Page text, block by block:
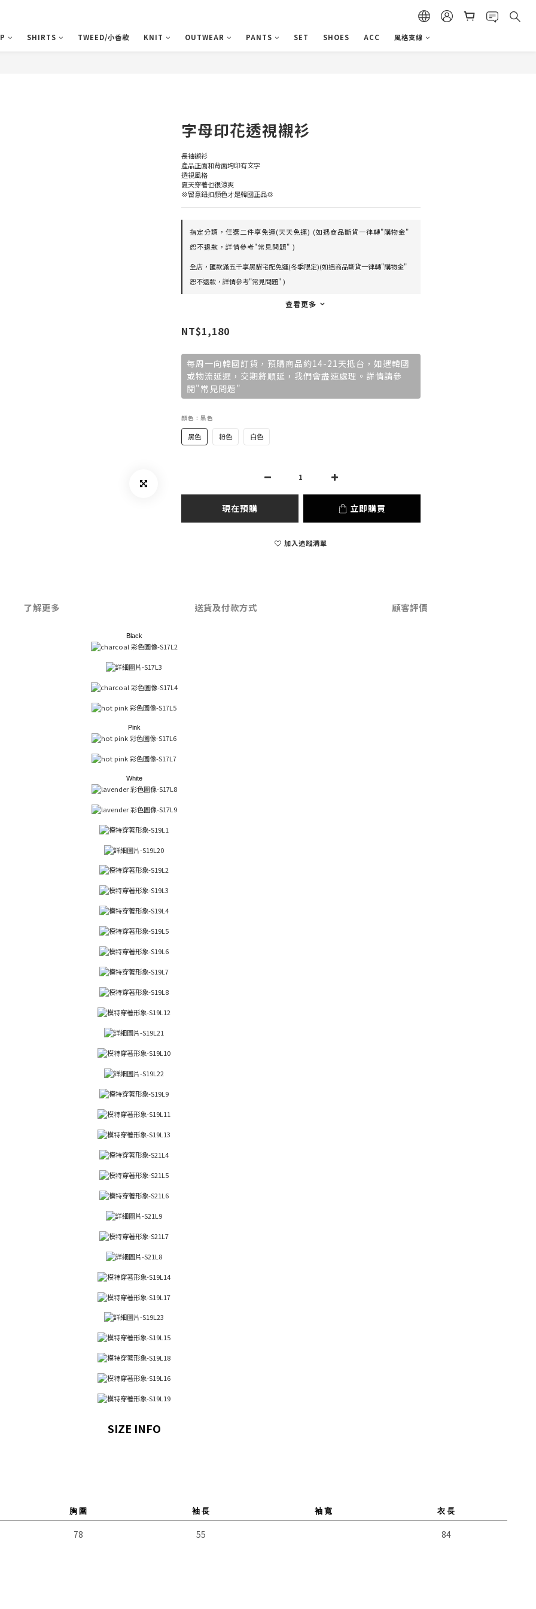
SHIRTS TWEED/小香款 KNIT OUTWEAR PANTS SET SHOES ACC 風格支線
字母印花透視襯衫
長袖襯衫
產品正面和背面均印有文字
透視風格
夏天穿著也很涼爽
💢留意鈕扣顏色才是韓國正品💢
指定分類，任選二件享免運(天天免運) (如遇商品斷貨一律轉"購物金"
恕不退款，詳情參考"常見問題" )
全店，匯款滿五千享黑貓宅配免運(冬季限定)(如遇商品斷貨一律轉"購物金"
恕不退款，詳情參考"常見問題" )
查看更多
NT$1,180
每周一向韓國訂貨，預購商品約14-21天抵台，如遇韓國
或物流延遲，交期將順延，我們會盡速處理。詳情請參
閱"常見問題"
顏色 : 黑色
黑色 粉色 白色
現在預購 立即購買
加入追蹤清單
了解更多 送貨及付款方式 顧客評價
Black
Pink
White
SIZE INFO